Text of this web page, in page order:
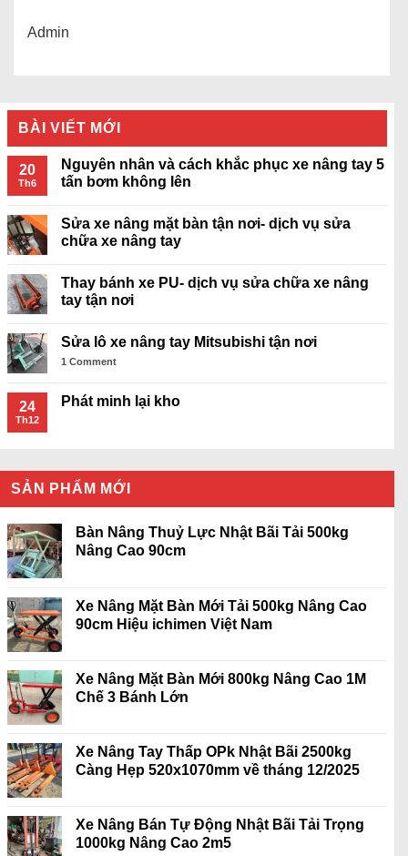
Admin
BÀI VIẾT MỚI
20
Th6
Nguyên nhân và cách khắc phục xe nâng tay 5
tấn bơm không lên
Sửa xe nâng mặt bàn tận nơi- dịch vụ sửa
chữa xe nâng tay
Thay bánh xe PU- dịch vụ sửa chữa xe nâng
tay tận nơi
Sửa lô xe nâng tay Mitsubishi tận nơi
1 Comment
24
Th12
Phát minh lại kho
SẢN PHẨM MỚI
Bàn Nâng Thuỷ Lực Nhật Bãi Tải 500kg
Nâng Cao 90cm
Xe Nâng Mặt Bàn Mới Tải 500kg Nâng Cao
90cm Hiệu ichimen Việt Nam
Xe Nâng Mặt Bàn Mới 800kg Nâng Cao 1M
Chế 3 Bánh Lớn
Xe Nâng Tay Thấp OPk Nhật Bãi 2500kg
Càng Hẹp 520x1070mm về tháng 12/2025
Xe Nâng Bán Tự Động Nhật Bãi Tải Trọng
1000kg Nâng Cao 2m5